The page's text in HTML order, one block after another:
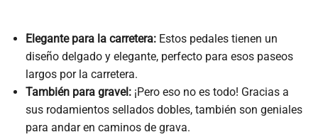
Elegante para la carretera:Estos pedales tienen un
diseño delgado y elegante, perfecto para esos paseos
largos por la carretera.
También para gravel:¡Pero eso no es todo! Gracias a
sus rodamientos sellados dobles, también son geniales
para andar en caminos de grava.